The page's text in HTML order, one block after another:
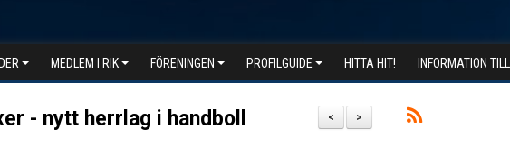
MEDLEM I RIK FÖRENINGEN PROFILGUIDE HITTA HIT! INFORMATION
>
<
- nytt herrlag i handboll